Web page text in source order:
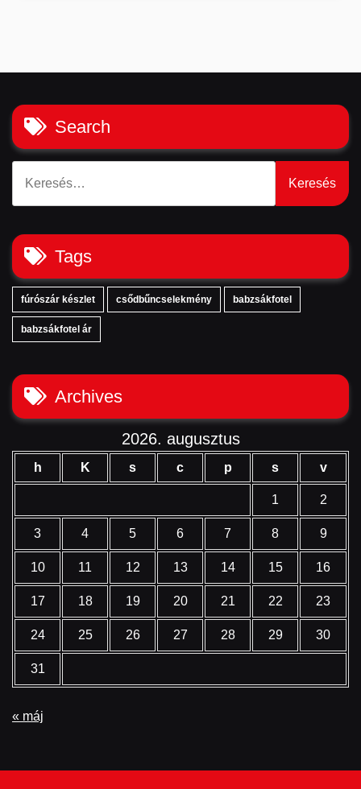
Search
Tags
fúrószár készlet csődbűncselekmény babzsákfotel
babzsákfotel ár
Archives
2026. augusztus
h K s c p s v
1 2
3 4 5 6 7 8 9
10 11 12 13 14 15 16
17 18 19 20 21 22 23
24 25 26 27 28 29 30
31
« máj